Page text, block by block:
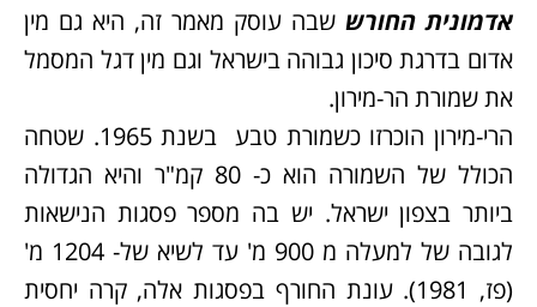
אדמונית החורש שבה עוסק מאמר זה, היא גם מין
אדום בדרגת סיכון גבוהה בישראל וגם מין דגל המסמל
את שמורת הר-מירון.
הרי-מירון הוכרזו כשמורת טבע בשנת 1965. שטחה
הכולל של השמורה הוא כ- 80 קמ"ר והיא הגדולה
ביותר בצפון ישראל. יש בה מספר פסגות הנישאות
לגובה של למעלה מ 900 מ' עד לשיא של- 1204 מ'
(פז, 1981). עונת החורף בפסגות אלה, קרה יחסית